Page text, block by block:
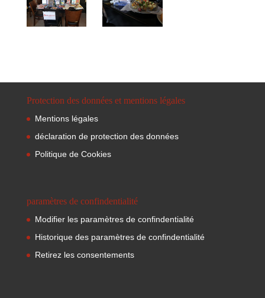
Protection des données et mentions légales
Mentions légales
déclaration de protection des données
Politique de Cookies
paramètres de confindentialité
Modifier les paramètres de confindentialité
Historique des paramètres de confindentialité
Retirez les consentements